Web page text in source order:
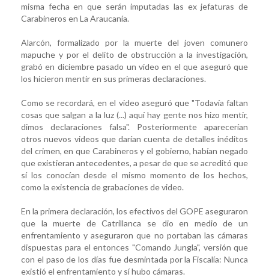
misma fecha en que serán imputadas las ex jefaturas de
Carabineros en La Araucanía.
Alarcón, formalizado por la muerte del joven comunero
mapuche y por el delito de obstrucción a la investigación,
grabó en diciembre pasado un video en el que aseguró que
los hicieron mentir en sus primeras declaraciones.
Como se recordará, en el video aseguró que "Todavía faltan
cosas que salgan a la luz (...) aquí hay gente nos hizo mentir,
dimos declaraciones falsa". Posteriormente aparecerían
otros nuevos videos que darían cuenta de detalles inéditos
del crimen, en que Carabineros y el gobierno, habían negado
que existieran antecedentes, a pesar de que se acreditó que
sí los conocían desde el mismo momento de los hechos,
como la existencia de grabaciones de video.
En la primera declaración, los efectivos del GOPE aseguraron
que la muerte de Catrillanca se dio en medio de un
enfrentamiento y aseguraron que no portaban las cámaras
dispuestas para el entonces "Comando Jungla", versión que
con el paso de los días fue desmintada por la Fiscalía: Nunca
existió el enfrentamiento y sí hubo cámaras.